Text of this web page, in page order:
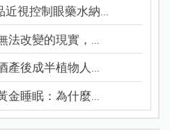
近視控制眼藥水納...
法改變的現實，...
產後成半植物人...
金睡眠：為什麼...